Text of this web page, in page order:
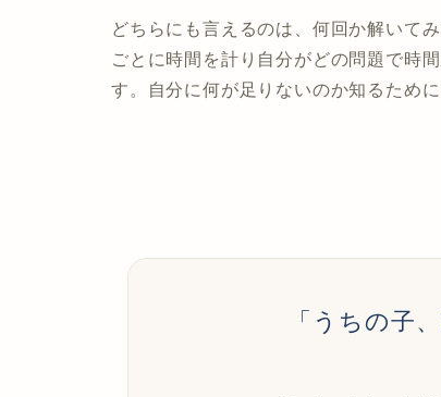
どちらにも言えるのは、何回か解いて
ごとに時間を計り自分がどの問題で時
す。自分に何が足りないのか知るため
「うちの子